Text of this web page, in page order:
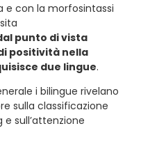
e con la morfosintassi
punto di vista
positività nella
due lingue.
i bilingue rivelano
sulla classificazione
sull’attenzione